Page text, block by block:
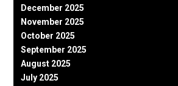
December 2025
November 2025
October 2025
September 2025
August 2025
July 2025